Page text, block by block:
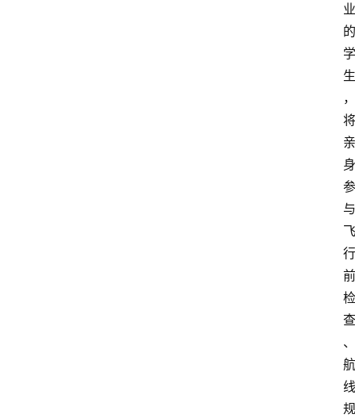
业
的
学
生
，
将
亲
身
参
与
飞
行
前
检
查
、
航
线
规